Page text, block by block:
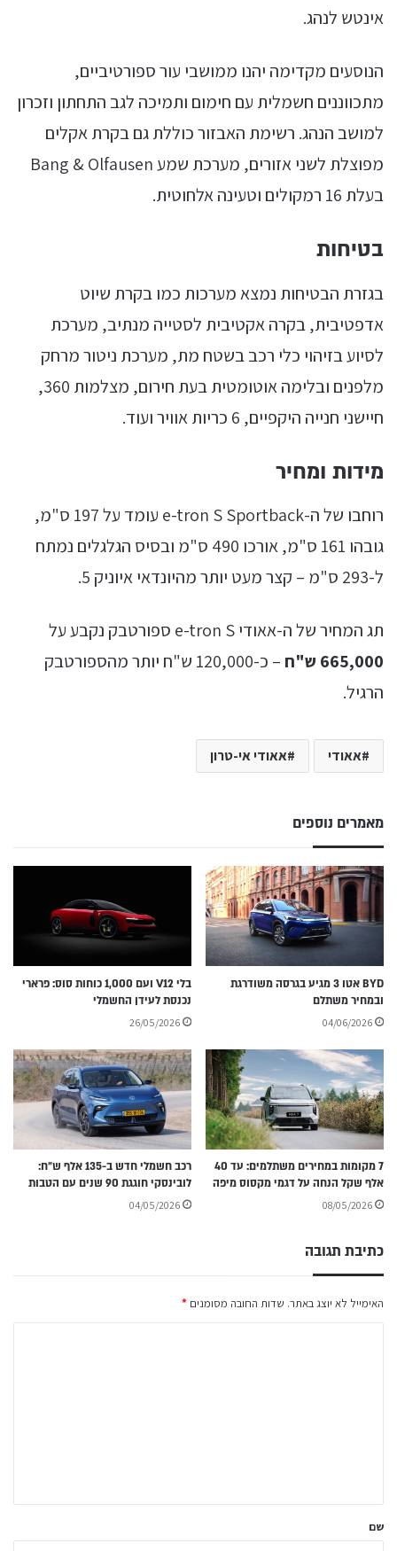
אינטש לנהג.
הנוסעים מקדימה יהנו ממושבי עור ספורטיביים,
מתכווננים חשמלית עם חימום ותמיכה לגב התחתון וזכרון
למושב הנהג. רשימת האבזור כוללת גם בקרת אקלים
מפוצלת לשני אזורים, מערכת שמע Bang & Olfausen
בעלת 16 רמקולים וטעינה אלחוטית.
בטיחות
בגזרת הבטיחות נמצא מערכות כמו בקרת שיוט
אדפטיבית, בקרה אקטיבית לסטייה מנתיב, מערכת
לסיוע בזיהוי כלי רכב בשטח מת, מערכת ניטור מרחק
מלפנים ובלימה אוטומטית בעת חירום, מצלמות 360,
חיישני חנייה היקפיים, 6 כריות אוויר ועוד.
מידות ומחיר
רוחבו של ה-e-tron S Sportback עומד על 197 ס"מ,
גובהו 161 ס"מ, אורכו 490 ס"מ ובסיס הגלגלים נמתח
ל-293 ס"מ – קצר מעט יותר מהיונדאי איוניק 5.
תג המחיר של ה-אאודי e-tron S ספורטבק נקבע על
665,000 ש"ח
– כ-120,000 ש"ח יותר מהספורטבק
הרגיל.
אאודי אאודי אי-טרון
מאמרים נוספים
BYD אטו 3 מגיע בגרסה משודרגת
ובמחיר משתלם
04/06/2026
בלי V12 ועם 1,000 כוחות סוס: פרארי
נכנסת לעידן החשמלי
26/05/2026
7 מקומות במחירים משתלמים: עד 40
אלף שקל הנחה על דגמי מקסוס מיפה
08/05/2026
רכב חשמלי חדש ב-135 אלף ש״ח:
לובינסקי חוגגת 90 שנים עם הטבות
04/05/2026
כתיבת תגובה
האימייל לא יוצג באתר. שדות החובה מסומנים *
ל
שם